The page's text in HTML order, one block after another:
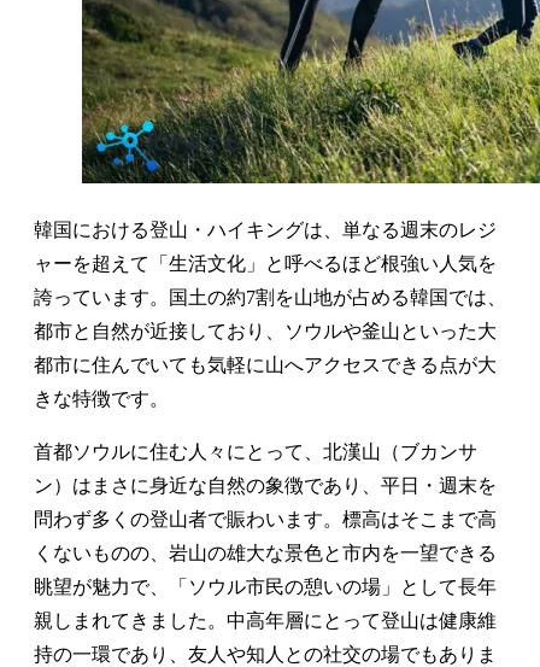
韓国における登山・ハイキングは、単なる週末のレジ
ャーを超えて「生活文化」と呼べるほど根強い人気を
誇っています。国土の約7割を山地が占める韓国では、
都市と自然が近接しており、ソウルや釜山といった大
都市に住んでいても気軽に山へアクセスできる点が大
きな特徴です。
首都ソウルに住む人々にとって、北漢山（ブカンサ
ン）はまさに身近な自然の象徴であり、平日・週末を
問わず多くの登山者で賑わいます。標高はそこまで高
くないものの、岩山の雄大な景色と市内を一望できる
眺望が魅力で、「ソウル市民の憩いの場」として長年
親しまれてきました。中高年層にとって登山は健康維
持の一環であり、友人や知人との社交の場でもありま